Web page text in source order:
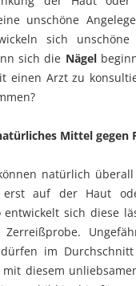
unschöne
sich unschöne
sich die Nägel
einen Arzt zu
Mittel gegen
natürlich
erst auf der Haut
entwickelt sich diese
dürfen im
mit diesem